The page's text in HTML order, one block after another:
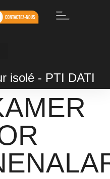
isolé - PTI DATI